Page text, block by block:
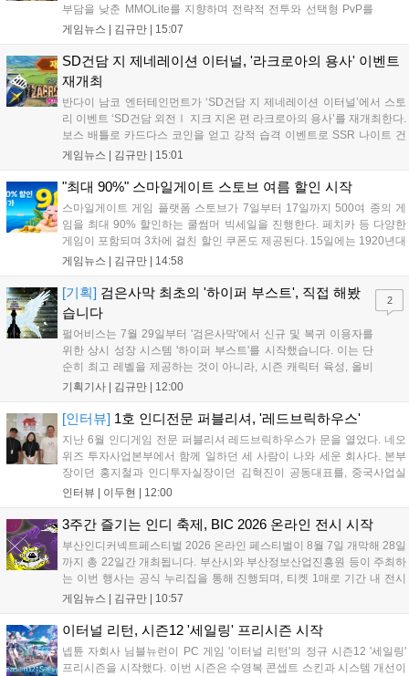
부담을 낮춘 MMOLite를 지향하며 전략적 전투와 선택형 PvP를
특징으로 합니다. 현재 공식 홈페이지와 앱 마켓에서 사전등록을
니다. 또한 카카오톡 채널 추가 시 주차별 스페셜 쿠폰과 한정 스
킨, 경품 이벤트 등 풍성한 혜택을 마련해 이용자들의 기대를 모
으고 있습니다....
게임뉴스 | 김규만 | 15:07
SD건담 지 제네레이션 이터널, '라크로아의 용사' 이벤트
재개최
반다이 남코 엔터테인먼트가 ‘SD건담 지 제네레이션 이터널’에서 스토
리 이벤트 ‘SD건담 외전Ⅰ 지크 지온 편 라크로아의 용사’를 재개최한다.
보스 배틀로 카드다스 코인을 얻고 강적 습격 이벤트로 SSR 나이트 건
담을 획득할 수 있다. 로그인 보너스로 최대 다이아 3,000개를 지급하며,
원 증정한다. 또한 9월 30일까지 공식 유튜브에서 특별 프로그램을 시청
게임뉴스 | 김규만 | 15:01
"최대 90%" 스마일게이트 스토브 여름 할인 시작
스마일게이트 게임 플랫폼 스토브가 7일부터 17일까지 500여 종의 게
임을 최대 90% 할인하는 쿨썸머 빅세일을 진행한다. 페치카 등 다양한
게임이 포함되며 3차에 걸친 할인 쿠폰도 제공된다. 15일에는 1920년대
경성 배경의 신작 그날의 신문이 출시되며, 15일부터 17일까지는 국내
은 공식 페이지에서 확인 가능하다....
게임뉴스 | 김규만 | 14:58
[기획] 검은사막 최초의 '하이퍼 부스트', 직접 해봤
습니다
펄어비스는 7월 29일부터 '검은사막'에서 신규 및 복귀 이용자를
위한 상시 성장 시스템 '하이퍼 부스트'를 시작했습니다. 이는 단
순히 최고 레벨을 제공하는 것이 아니라, 시즌 캐릭터 육성, 올비
아 아카데미 수료, 아침의 나라 설화 진행 등 4단계 과정을 통해
용자는 과제를 완수하며 동(V) 투발라 장비와 검은별 무기, 카라
기획기사 | 김규만 | 12:00
2
[인터뷰] 1호 인디전문 퍼블리셔, '레드브릭하우스'
지난 6월 인디게임 전문 퍼블리셔 레드브릭하우스가 문을 열었다. 네오
위즈 투자사업본부에서 함께 일하던 세 사람이 나와 세운 회사다. 본부
장이던 홍지철과 인디투자실장이던 김혁진이 공동대표를, 중국사업실
장이던 이민정이 이사를 맡았다. 출범 한 달여 만에 위메이드맥스의 전
들어왔다. 서비스 중인...
인터뷰 | 이두현 | 12:00
3주간 즐기는 인디 축제, BIC 2026 온라인 전시 시작
부산인디커넥트페스티벌 2026 온라인 페스티벌이 8월 7일 개막해 28일
까지 총 22일간 개최됩니다. 부산시와 부산정보산업진흥원 등이 주최하
는 이번 행사는 공식 누리집을 통해 진행되며, 티켓 1매로 기간 내 전시
작을 제한 없이 체험할 수 있습니다. 일반 및 루키 부문 등 다양한 인디게
세계 누구나 참여 가능한 이번 행사는 역대 최대 규모로 열려 인디게임
게임뉴스 | 김규만 | 10:57
이터널 리턴, 시즌12 '세일링' 프리시즌 시작
넵튠 자회사 님블뉴런이 PC 게임 '이터널 리턴'의 정규 시즌12 '세일링'
프리시즌을 시작했다. 이번 시즌은 수영복 콘셉트 스킨과 시스템 개선이